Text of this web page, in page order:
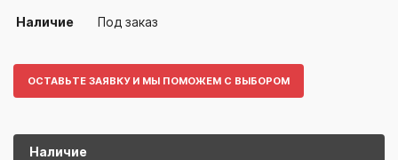
Наличие Под заказ
ОСТАВЬТЕ ЗАЯВКУ И МЫ ПОМОЖЕМ С ВЫБОРОМ
Наличие